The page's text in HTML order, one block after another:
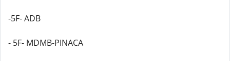
-5F- ADB
- 5F- MDMB-PINACA